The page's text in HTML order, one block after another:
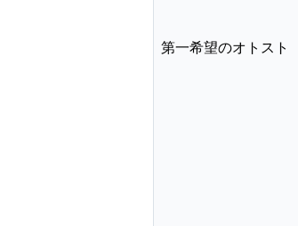
第一希望のオトスト